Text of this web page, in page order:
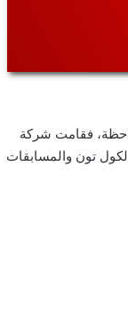
فقامت شركة
تون والمسابقات